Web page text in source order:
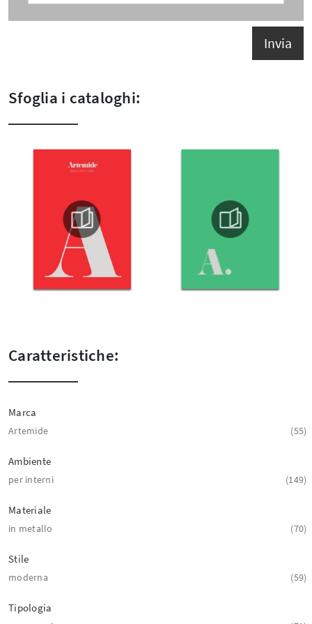
Invia
Sfoglia i cataloghi:
Caratteristiche:
Marca
Artemide 55
Ambiente
per interni 149
Materiale
in metallo 70
Stile
moderna 59
Tipologia